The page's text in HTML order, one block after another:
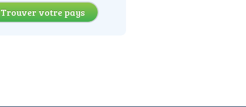
Trouver votre pays